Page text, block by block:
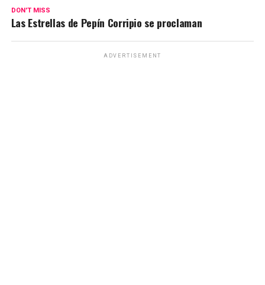
DON'T MISS
Las Estrellas de Pepín Corripio se proclaman
ADVERTISEMENT